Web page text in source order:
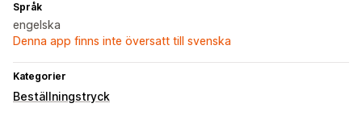
Språk
engelska
Denna app finns inte översatt till svenska
Kategorier
Beställningstryck